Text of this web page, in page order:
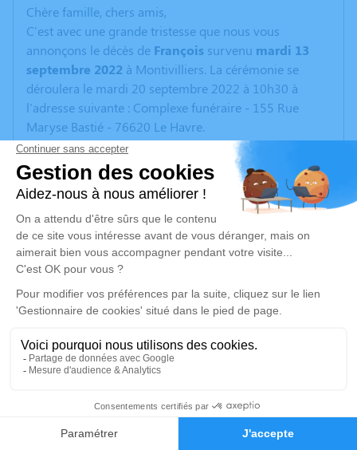
Faire-part Hommages
Chère famille, chers amis,
C'est avec une grande tristesse que nous vous
annonçons le décès de François survenu mardi 13
septembre 2022 à Montivilliers. La cérémonie se
déroulera le mardi 20 septembre 2022 à 10h30 à
l'adresse suivante : Complexe funéraire - 155 Rue
Maryse Bastié - 76620 Le Havre.
Pas de fleurs . Une urne sera a votre disposition pour la
recherche contre la mladie de Charcot.
Un service de plantation d’arbre hommage est
disponible ici.
Cérémonie civile
Complexe Funéraire de Le Havre
155 Rue Maryse Bastié
Je rends hommage